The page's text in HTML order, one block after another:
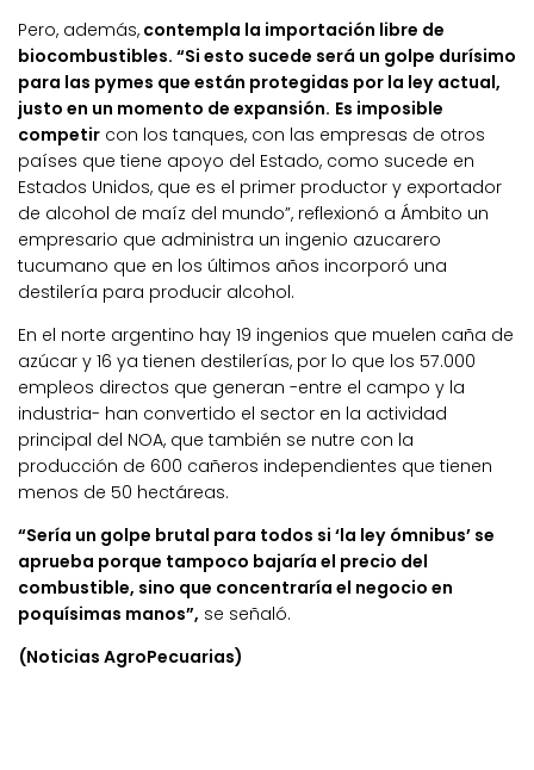
Pero, además, contempla la importación libre de
biocombustibles. “Si esto sucede será un golpe durísimo
para las pymes que están protegidas por la ley actual,
justo en un momento de expansión. Es imposible
competir con los tanques, con las empresas de otros
países que tiene apoyo del Estado, como sucede en
Estados Unidos, que es el primer productor y exportador
de alcohol de maíz del mundo”, reflexionó a Ámbito un
empresario que administra un ingenio azucarero
tucumano que en los últimos años incorporó una
destilería para producir alcohol.
En el norte argentino hay 19 ingenios que muelen caña de
azúcar y 16 ya tienen destilerías, por lo que los 57.000
empleos directos que generan -entre el campo y la
industria- han convertido el sector en la actividad
principal del NOA, que también se nutre con la
producción de 600 cañeros independientes que tienen
menos de 50 hectáreas.
“Sería un golpe brutal para todos si ‘la ley ómnibus’ se
aprueba porque tampoco bajaría el precio del
combustible, sino que concentraría el negocio en
poquísimas manos”, se señaló.
(Noticias AgroPecuarias)